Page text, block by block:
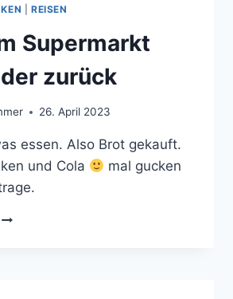
REISEN
Supermarkt
zurück
26. April 2023
essen. Also Brot gekauft.
und Cola
mal gucken
KURZ